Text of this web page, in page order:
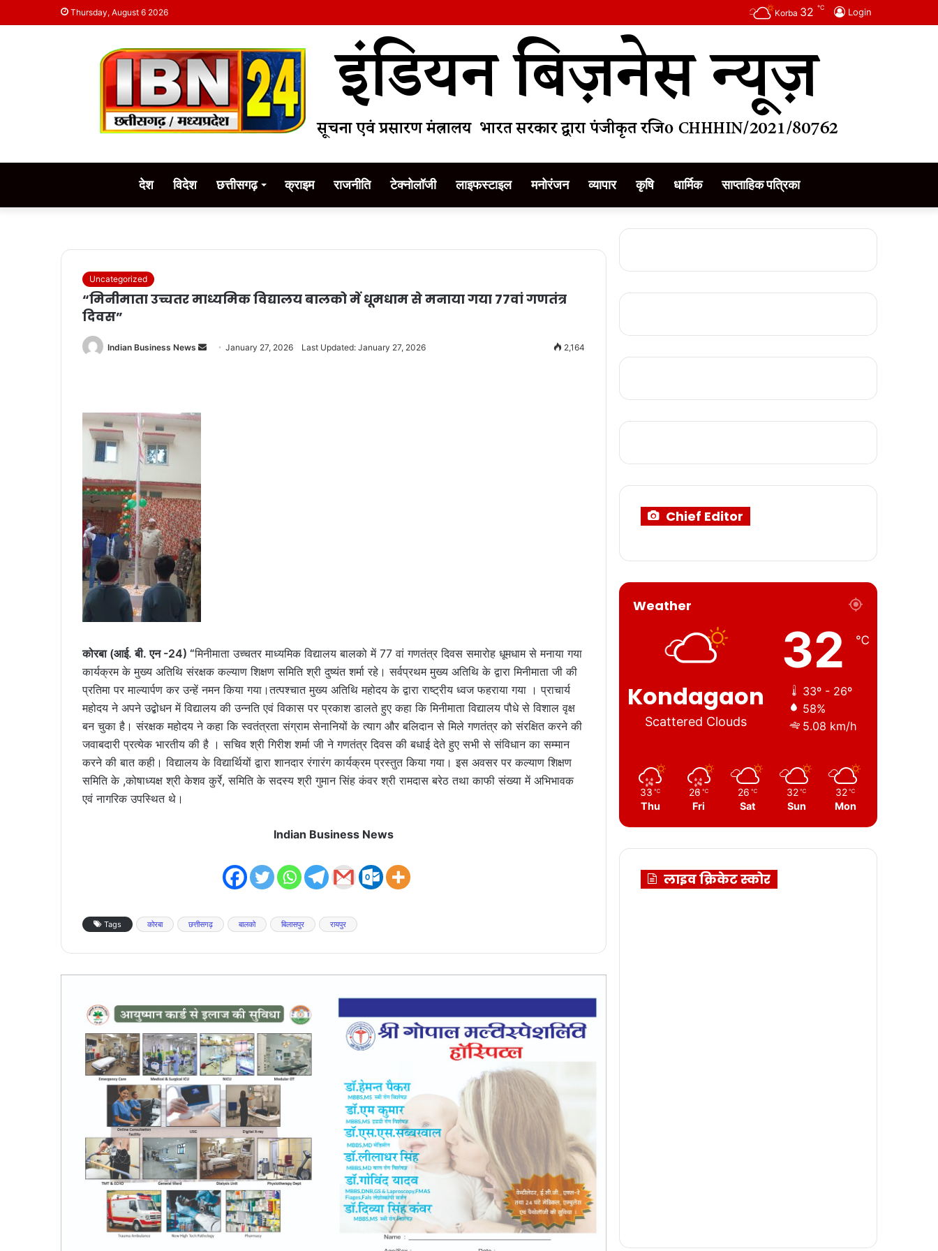
Thursday, August 6 2026 Login
Korba 32 ℃
देश विदेश छत्तीसगढ़ क्राइम राजनीति टेक्नोलॉजी लाइफस्टाइल मनोरंजन व्यापार कृषि धार्मिक साप्ताहिक पत्रिका
Uncategorized
“मिनीमाता उच्चतर माध्यमिक विद्यालय बालको में धूमधाम से मनाया गया 77वां गणतंत्र
दिवस”
Indian Business News
SendJanuary 27, 2026 Last Updated: January 27, 2026 2,164
कोरबा (आई. बी. एन -24) “मिनीमाता उच्चतर माध्यमिक विद्यालय बालको में 77 वां गणतंत्र दिवस समारोह धूमधाम से मनाया गया
कार्यक्रम के मुख्य अतिथि संरक्षक कल्याण शिक्षण समिति श्री दुष्यंत शर्मा रहे। सर्वप्रथम मुख्य अतिथि के द्वारा मिनीमाता जी की
प्रतिमा पर माल्यार्पण कर उन्हें नमन किया गया।तत्पश्चात मुख्य अतिथि महोदय के द्वारा राष्ट्रीय ध्वज फहराया गया । प्राचार्य
महोदय ने अपने उद्बोधन में विद्यालय की उन्नति एवं विकास पर प्रकाश डालते हुए कहा कि मिनीमाता विद्यालय पौधे से विशाल वृक्ष
बन चुका है। संरक्षक महोदय ने कहा कि स्वतंत्रता संग्राम सेनानियों के त्याग और बलिदान से मिले गणतंत्र को संरक्षित करने की
जवाबदारी प्रत्येक भारतीय की है । सचिव श्री गिरीश शर्मा जी ने गणतंत्र दिवस की बधाई देते हुए सभी से संविधान का सम्मान
करने की बात कही। विद्यालय के विद्यार्थियों द्वारा शानदार रंगारंग कार्यक्रम प्रस्तुत किया गया। इस अवसर पर कल्याण शिक्षण
समिति के ,कोषाध्यक्ष श्री केशव कुर्रे, समिति के सदस्य श्री गुमान सिंह कंवर श्री रामदास बरेठ तथा काफी संख्या में अभिभावक
एवं नागरिक उपस्थित थे।
Indian Business News
Tags कोरबा छत्तीसगढ़ बालको बिलासपुर रायपुर
Chief Editor
Weather
Kondagaon
Scattered Clouds
32 ℃
33º - 26º
58%
5.08 km/h
33 ℃
Thu
26 ℃
Fri
26 ℃
Sat
32 ℃
Sun
32 ℃
Mon
लाइव क्रिकेट स्कोर